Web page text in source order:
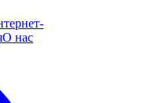
О нас